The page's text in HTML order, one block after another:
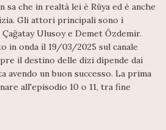
sa che in realtà lei è Rüya ed è anche
Gli attori principali sono i
Ulusoy e Demet Özdemir.
in onda il 19/03/2025 sul canale
il destino delle dizi dipende dai
avendo un buon successo. La prima
all'episodio 10 o 11, tra fine